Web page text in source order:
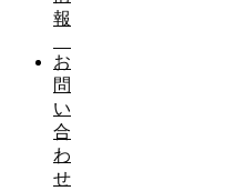
報
お
問
い
合
わ
せ